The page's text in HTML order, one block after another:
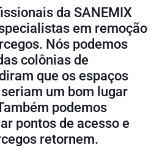
da SANEMIX
em remoção
Nós podemos
colônias de
que os espaços
um bom lugar
podemos
pontos de acesso e
retornem.